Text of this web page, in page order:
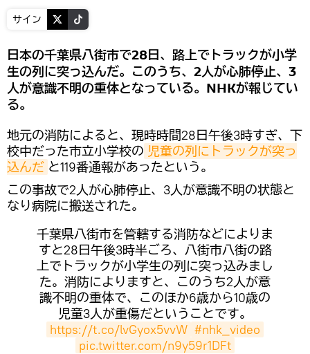
サイン
日本の千葉県八街市で28日、路上でトラックが小学
生の列に突っ込んだ。このうち、2人が心肺停止、3
人が意識不明の重体となっている。NHKが報じてい
る。
地元の消防によると、現時時間28日午後3時すぎ、下
校中だった市立小学校の 児童の列にトラックが突っ
込んだ と119番通報があったという。
この事故で2人が心肺停止、3人が意識不明の状態と
なり病院に搬送された。
千葉県八街市を管轄する消防などによりま
すと28日午後3時半ごろ、八街市八街の路
上でトラックが小学生の列に突っ込みまし
た。消防によりますと、このうち2人が意
識不明の重体で、このほか6歳から10歳の
児童3人が重傷だということです。
https://t.co/lvGyox5vvW #nhk_video
pic.twitter.com/n9y59r1DFt